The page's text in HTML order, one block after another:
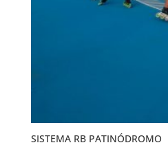
SISTEMA RB PATINÓDROMO